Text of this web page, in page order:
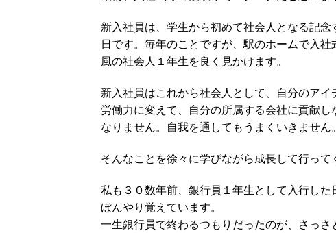
新入社員は、学生から初めて社会人となる記念
日です。毎年のことですが、駅のホームで入社
風の社会人１年生を良く見かけます。
新入社員はこれから社会人として、自分のアイ
労働力に変えて、自分の所属する会社に貢献し
なりません。自我を通してもうまくいきません。
そんなことを徐々に学びながら成長して行って
私も３０数年前、銀行員１年生として入行した
ぼんやり覚えています。
一生銀行員で終わるつもりだったのが、さっさ